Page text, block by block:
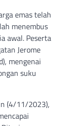
emas telah
menembus
awal. Peserta
Jerome
mengenai
suku
(4/11/2023),